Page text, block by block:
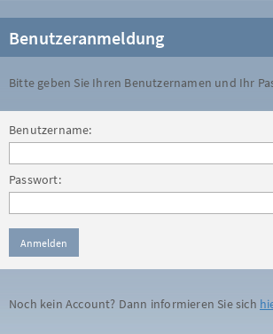
Benutzeranmeldung
Bitte geben Sie Ihren Benutzernamen und Ihr
Benutzername:
Passwort:
Noch kein Account? Dann informieren Sie sich